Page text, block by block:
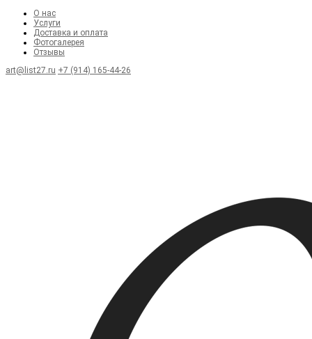
О нас
Услуги
Доставка и оплата
Фотогалерея
Отзывы
art@list27.ru +7 (914) 165-44-26